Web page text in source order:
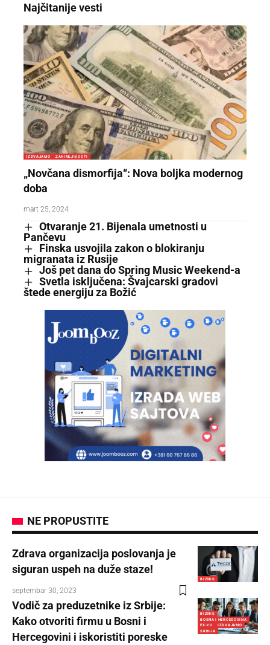
Najčitanije vesti
IZDVAJAMO ZANIMLJIVOSTI
„Novčana dismorfija“: Nova boljka modernog
doba
mart 25, 2024
Otvaranje 21. Bijenala umetnosti u
Pančevu
Finska usvojila zakon o blokiranju
migranata iz Rusije
Još pet dana do Spring Music Weekend-a
Svetla isključena: Švajcarski gradovi
štede energiju za Božić
NE PROPUSTITE
BIZNIS
Zdrava organizacija poslovanja je
siguran uspeh na duže staze!
septembar 30, 2023
BIZNIS
BOSNA I HERCEGOVINA
EX-YU
IZDVAJAMO
SRBIJA
Vodič za preduzetnike iz Srbije:
Kako otvoriti firmu u Bosni i
Hercegovini i iskoristiti poreske